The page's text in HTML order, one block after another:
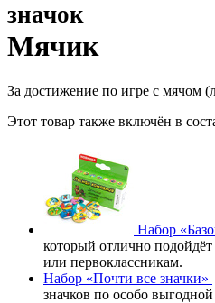
значок
Мячик
За достижение по игре с мячом
Этот товар также включён в
Набор
который отлично подойдёт
или первоклассникам.
Набор «Почти все значки»
значков по особо